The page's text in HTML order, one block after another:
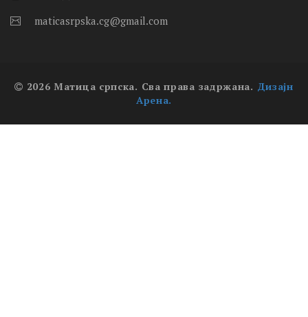
maticasrpska.cg@gmail.com
2026 Матица српска. Сва права задржана. Дизајн
Арена.